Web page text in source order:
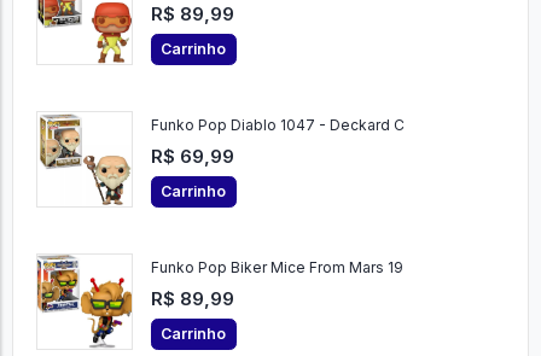
R$ 89,99
Carrinho
Funko Pop Diablo 1047 - Deckard C
R$ 69,99
Carrinho
Funko Pop Biker Mice From Mars 19
R$ 89,99
Carrinho